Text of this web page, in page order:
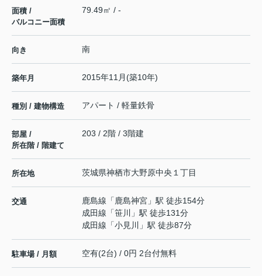
面積 /
バルコニー面積
79.49㎡ / -
向き 南
築年月 2015年11月(築10年)
種別 / 建物構造 アパート / 軽量鉄骨
部屋 /
所在階 / 階建て
203 / 2階 / 3階建
所在地 茨城県神栖市大野原中央 １丁目
交通 鹿島線 「 鹿島神宮 」駅 徒歩154分
成田線 「笹川
」駅 徒歩131分
成田線 「小見川 」駅 徒歩87分
駐車場 / 月額 空有(2台) / 0円 2台付無料